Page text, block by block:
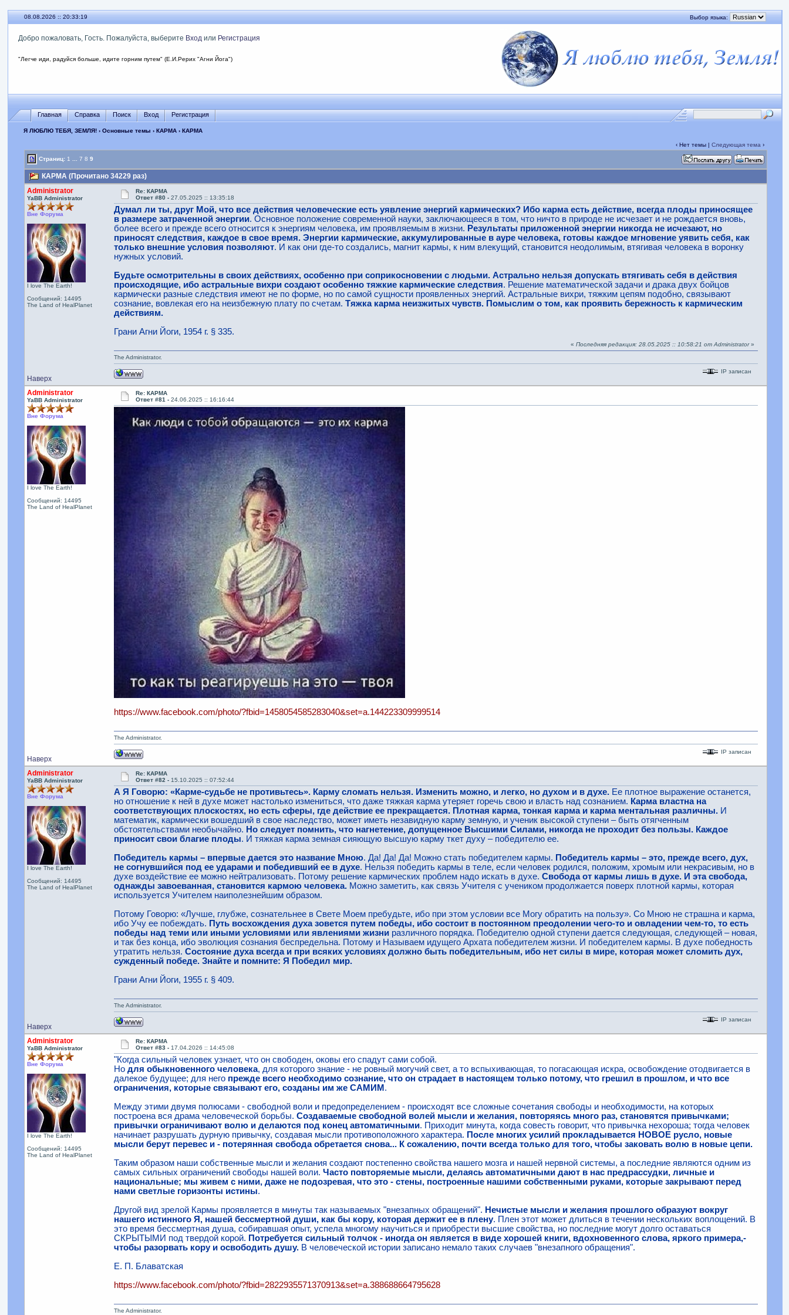
08.08.2026 :: 20:33:20 Выбор языка:
Добро пожаловать, Гость. Пожалуйста, выберите Вход или Регистрация
"Легче иди, радуйся больше, идите горним путем" (Е.И.Рерих "Агни Йога")
Главная Справка Поиск Вход Регистрация
Я ЛЮБЛЮ ТЕБЯ, ЗЕМЛЯ! ›Основные темы ›КАРМА › КАРМА
‹ Нет темы | Следующая тема ›
Страниц: 1 7 8 9
КАРМА (Прочитано 34229 раз)
Administrator
YaBB Administrator
Вне Форума
I love The Earth!
Сообщений: 14495
The Land of HealPlanet
Re: КАРМА
Ответ #80 - 27.05.2025 :: 13:35:18
Думал ли ты, друг Мой, что все действия человеческие есть уявление энергий кармических? Ибо карма есть действие, всегда плоды приносящее
в размере затраченной энергии. Основное положение современной науки, заключающееся в том, что ничто в природе не исчезает и не рождается вновь,
более всего и прежде всего относится к энергиям человека, им проявляемым в жизни. Результаты приложенной энергии никогда не исчезают, но
приносят следствия, каждое в свое время. Энергии кармические, аккумулированные в ауре человека, готовы каждое мгновение уявить себя, как
только внешние условия позволяют. И как они где-то создались, магнит кармы, к ним влекущий, становится неодолимым, втягивая человека в воронку
нужных условий.
Будьте осмотрительны в своих действиях, особенно при соприкосновении с людьми. Астрально нельзя допускать втягивать себя в действия
происходящие, ибо астральные вихри создают особенно тяжкие кармические следствия. Решение математической задачи и драка двух бойцов
кармически разные следствия имеют не по форме, но по самой сущности проявленных энергий. Астральные вихри, тяжким цепям подобно, связывают
сознание, вовлекая его на неизбежную плату по счетам. Тяжка карма неизжитых чувств. Помыслим о том, как проявить бережность к кармическим
действиям.
Грани Агни Йоги, 1954 г. § 335.
Наверх
« Последняя редакция: 28.05.2025 :: 10:58:21 от Administrator»
The Administrator.
IP записан
Administrator
YaBB Administrator
Вне Форума
I love The Earth!
Сообщений: 14495
The Land of HealPlanet
Re: КАРМА
Ответ #81 - 24.06.2025 :: 16:16:44
https://www.facebook.com/photo/?fbid=1458054585283040&set=a.144223309999514
Наверх
The Administrator.
IP записан
Administrator
YaBB Administrator
Вне Форума
I love The Earth!
Сообщений: 14495
The Land of HealPlanet
Re: КАРМА
Ответ #82 - 15.10.2025 :: 07:52:44
А Я Говорю: «Карме-судьбе не противьтесь». Карму сломать нельзя. Изменить можно, и легко, но духом и в духе.Ее плотное выражение останется,
но отношение к ней в духе может настолько измениться, что даже тяжкая карма утеряет горечь свою и власть над сознанием. Карма властна на
соответствующих плоскостях, но есть сферы, где действие ее прекращается. Плотная карма, тонкая карма и карма ментальная различны.И
математик, кармически вошедший в свое наследство, может иметь незавидную карму земную, и ученик высокой ступени – быть отягченным
обстоятельствами необычайно. Но следует помнить, что нагнетение, допущенное Высшими Силами, никогда не проходит без пользы. Каждое
приносит свои благие плоды. И тяжкая карма земная сияющую высшую карму ткет духу – победителю ее.
Победитель кармы – впервые дается это название Мною. Да! Да! Да! Можно стать победителем кармы. Победитель кармы – это, прежде всего, дух,
не согнувшийся под ее ударами и победивший ее в духе. Нельзя победить кармы в теле, если человек родился, положим, хромым или некрасивым, но в
духе воздействие ее можно нейтрализовать. Потому решение кармических проблем надо искать в духе. Свобода от кармы лишь в духе. И эта свобода,
однажды завоеванная, становится кармою человека.Можно заметить, как связь Учителя с учеником продолжается поверх плотной кармы, которая
используется Учителем наиполезнейшим образом.
Потому Говорю: «Лучше, глубже, сознательнее в Свете Моем пребудьте, ибо при этом условии все Могу обратить на пользу». Со Мною не страшна и карма,
ибо Учу ее побеждать. Путь восхождения духа зовется путем победы, ибо состоит в постоянном преодолении чего-то и овладении чем-то, то есть
победы над теми или иными условиями или явлениями жизниразличного порядка. Победителю одной ступени дается следующая, следующей – новая,
и так без конца, ибо эволюция сознания беспредельна. Потому и Называем идущего Архата победителем жизни. И победителем кармы. В духе победность
утратить нельзя. Состояние духа всегда и при всяких условиях должно быть победительным, ибо нет силы в мире, которая может сломить дух,
сужденный победе. Знайте и помните: Я Победил мир.
Грани Агни Йоги, 1955 г. § 409.
Наверх
The Administrator.
IP записан
Administrator
YaBB Administrator
Вне Форума
I love The Earth!
Сообщений: 14495
The Land of HealPlanet
Re: КАРМА
Ответ #83 - 17.04.2026 :: 14:45:08
"Когда сильный человек узнает, что он свободен, оковы его спадут сами собой.
Но для обыкновенного человека, для которого знание - не ровный могучий свет, а то вспыхивающая, то погасающая искра, освобождение отодвигается в
далекое будущее; для него прежде всего необходимо сознание, что он страдает в настоящем только потому, что грешил в прошлом, и что все
ограничения, которые связывают его, созданы им же САМИМ .
Между этими двумя полюсами - свободной воли и предопределением - происходят все сложные сочетания свободы и необходимости, на которых
построена вся драма человеческой борьбы. Создаваемые свободной волей мысли и желания, повторяясь много раз, становятся привычками;
привычки ограничивают волю и делаются под конец автоматичными. Приходит минута, когда совесть говорит, что привычка нехороша; тогда человек
начинает разрушать дурную привычку, создавая мысли противоположного характера. После многих усилий прокладывается НОВОЕ русло, новые
мысли берут перевес и - потерянная свобода обретается снова... К сожалению, почти всегда только для того, чтобы заковать волю в новые цепи.
Таким образом наши собственные мысли и желания создают постепенно свойства нашего мозга и нашей нервной системы, а последние являются одним из
самых сильных ограничений свободы нашей воли. Часто повторяемые мысли, делаясь автоматичными дают в нас предрассудки, личные и
национальные; мы живем с ними, даже не подозревая, что это - стены, построенные нашими собственными руками, которые закрывают перед
нами светлые горизонты истины.
Другой вид зрелой Кармы проявляется в минуты так называемых "внезапных обращений". Нечистые мысли и желания прошлого образуют вокруг
нашего истинного Я, нашей бессмертной души, как бы кору, которая держит ее в плену. Плен этот может длиться в течении нескольких воплощений. В
это время бессмертная душа, собиравшая опыт, успела многому научиться и приобрести высшие свойства, но последние могут долго оставаться
СКРЫТЫМИ под твердой корой. Потребуется сильный толчок - иногда он является в виде хорошей книги, вдохновенного слова, яркого примера,-
чтобы разорвать кору и освободить душу.В человеческой истории записано немало таких случаев "внезапного обращения".
Е. П. Блаватская
https://www.facebook.com/photo/?fbid=2822935571370913&set=a.388688664795628
The Administrator.